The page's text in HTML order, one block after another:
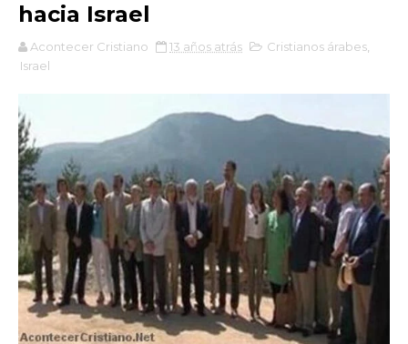
hacia Israel
Acontecer Cristiano 13 años atrás Cristianos árabes
Israel